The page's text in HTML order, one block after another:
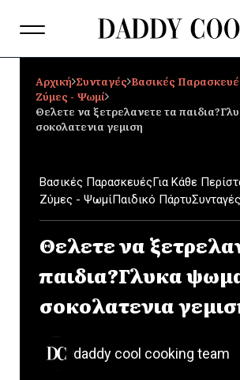
Αρχική Συνταγές Βασικές
Ζύμες - Ψωμί
Θελετε να ξετρελανετε τα
σοκολατενια γεμιση
Βασικές ΠαρασκευέςΓια Κάθε
Ζύμες - ΨωμίΠαιδικό ΠάρτυΣυνταγές
Θελετε να
παιδια?Γλυκα
σοκολατενια
daddy cool cooking team